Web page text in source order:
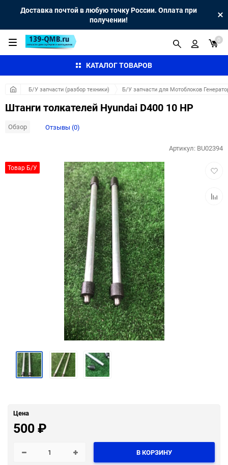
Доставка почтой в любую точку России. Оплата при
получении!
КАТАЛОГ ТОВАРОВ
0
Б/У запчасти (разбор техники) Б/У запчасти для Мотоблоков
Штанги толкателей Hyundai D400 10 HP
Обзор Отзывы (0)
Товар Б/У
Артикул: BU02394
Цена
500₽
В КОРЗИНУ